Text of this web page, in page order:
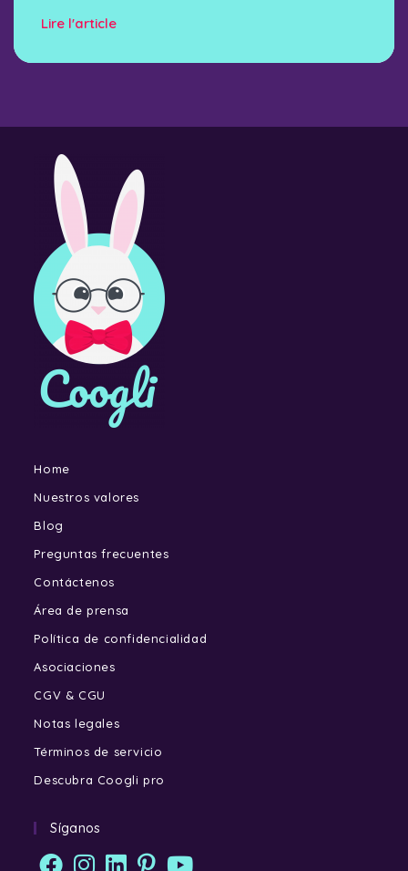
Lire l'article
Home
Nuestros valores
Blog
Preguntas frecuentes
Contáctenos
Área de prensa
Política de confidencialidad
Asociaciones
CGV & CGU
Notas legales
Términos de servicio
Descubra Coogli pro
Síganos